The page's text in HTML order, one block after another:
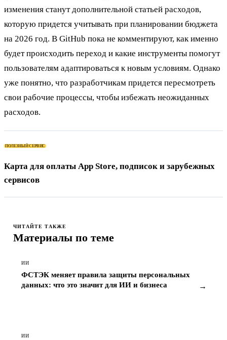
изменения станут дополнительной статьей расходов,
которую придется учитывать при планировании бюджета
на 2026 год. В GitHub пока не комментируют, как именно
будет происходить переход и какие инструменты помогут
пользователям адаптироваться к новым условиям. Однако
уже понятно, что разработчикам придется пересмотреть
свои рабочие процессы, чтобы избежать неожиданных
расходов.
ПОЛЕЗНЫЙ СЕРВИС
Карта для оплаты App Store, подписок и зарубежных
сервисов
ЧИТАЙТЕ ТАКЖЕ
Материалы по теме
ИИ
ФСТЭК меняет правила защиты персональных
данных: что это значит для ИИ и бизнеса
→
ИИ